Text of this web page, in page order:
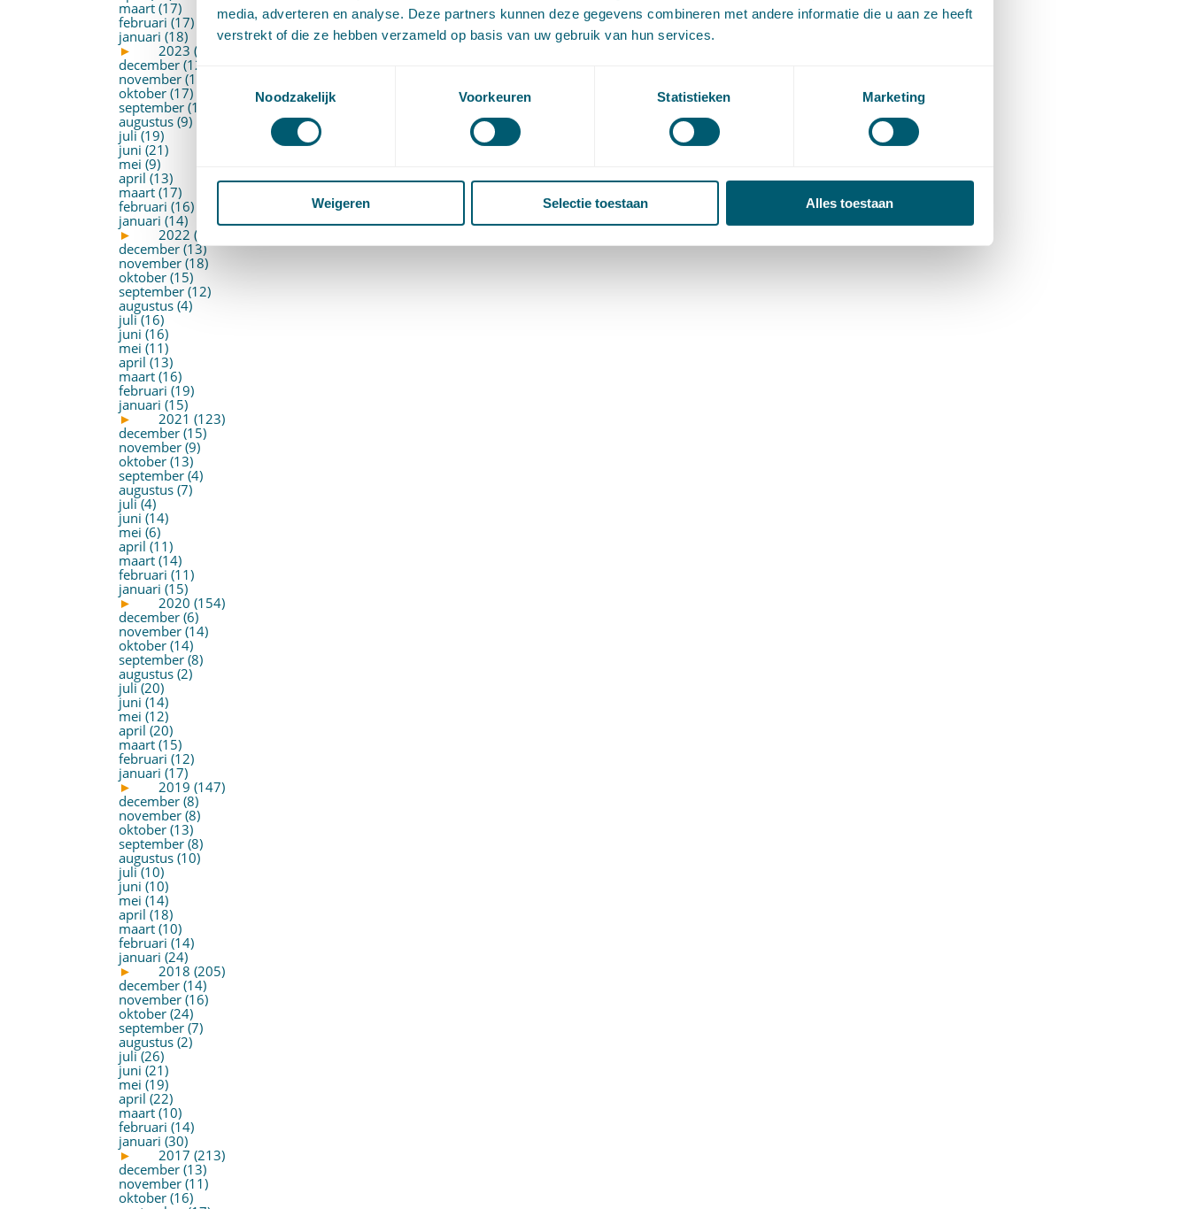
media, adverteren en analyse. Deze partners kunnen deze gegevens combineren met andere informatie die u aan ze heeft
verstrekt of die ze hebben verzameld op basis van uw gebruik van hun services.
Noodzakelijk
Voorkeuren Statistieken Marketing
Weigeren Selectie toestaan Alles toestaan
maart (17)
februari (17)
januari (18)
►
2023 (177)
december (12)
november (16)
oktober (17)
september (14)
augustus (9)
juli (19)
juni (21)
mei (9)
april (13)
maart (17)
februari (16)
januari (14)
►
2022 (168)
december (13)
november (18)
oktober (15)
september (12)
augustus (4)
juli (16)
juni (16)
mei (11)
april (13)
maart (16)
februari (19)
januari (15)
►
2021 (123)
december (15)
november (9)
oktober (13)
september (4)
augustus (7)
juli (4)
juni (14)
mei (6)
april (11)
maart (14)
februari (11)
januari (15)
►
2020 (154)
december (6)
november (14)
oktober (14)
september (8)
augustus (2)
juli (20)
juni (14)
mei (12)
april (20)
maart (15)
februari (12)
januari (17)
►
2019 (147)
december (8)
november (8)
oktober (13)
september (8)
augustus (10)
juli (10)
juni (10)
mei (14)
april (18)
maart (10)
februari (14)
januari (24)
►
2018 (205)
december (14)
november (16)
oktober (24)
september (7)
augustus (2)
juli (26)
juni (21)
mei (19)
april (22)
maart (10)
februari (14)
januari (30)
►
2017 (213)
december (13)
november (11)
oktober (16)